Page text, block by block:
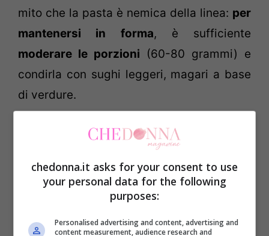
mito che la pasta è nemica della linea: per
mantenersi in forma, è sufficiente
moderare le porzioni (60-80 grammi) e
condirla con sughi leggeri, magari a base
di verdure.
Peperoncino: alleato della linea.
chedonna.it asks for your consent to use
your personal data for the following
purposes:
Personalised advertising and content, advertising and
content measurement, audience research and